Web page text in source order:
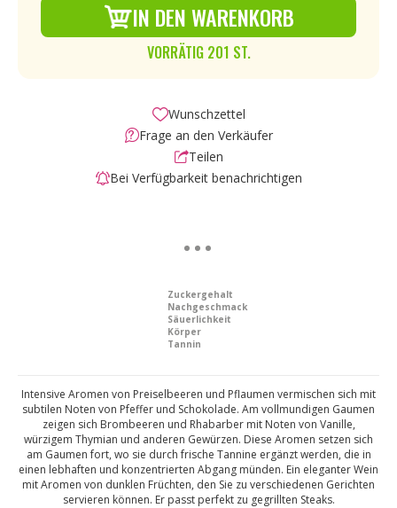
IN DEN WARENKORB
VORRÄTIG 201 ST.
Wunschzettel
Frage an den Verkäufer
Teilen
Bei Verfügbarkeit benachrichtigen
Zuckergehalt
Nachgeschmack
Säuerlichkeit
Körper
Tannin
Intensive Aromen von Preiselbeeren und Pflaumen vermischen sich mit
subtilen Noten von Pfeffer und Schokolade. Am vollmundigen Gaumen
zeigen sich Brombeeren und Rhabarber mit Noten von Vanille,
würzigem Thymian und anderen Gewürzen. Diese Aromen setzen sich
am Gaumen fort, wo sie durch frische Tannine ergänzt werden, die in
einen lebhaften und konzentrierten Abgang münden. Ein eleganter Wein
mit Aromen von dunklen Früchten, den Sie zu verschiedenen Gerichten
servieren können. Er passt perfekt zu gegrillten Steaks.